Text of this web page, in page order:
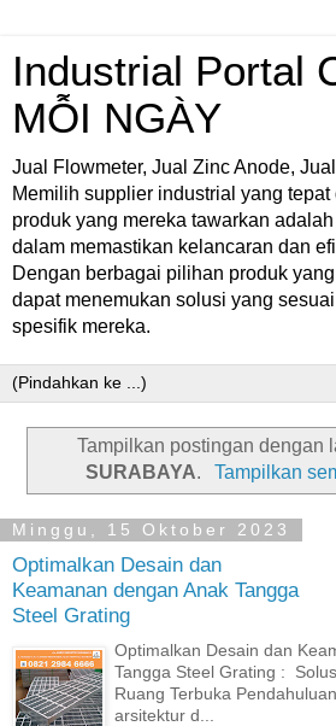
Industrial Portal
MỖI NGÀY
Jual Flowmeter, Jual Zinc Anode,
Memilih supplier industrial yang tepat
produk yang mereka tawarkan
dalam memastikan kelancaran dan
Dengan berbagai pilihan produk
dapat menemukan solusi yang
spesifik mereka.
Tampilkan postingan dengan
SURABAYA. Tampilkan
Minggu, 15 Oktober 2023
Optimalkan Desain dan
Keamanan dengan Anak Tangga
Steel Grating
Optimalkan Desain dan
Tangga Steel Grating :
Ruang Terbuka
arsitektur d...